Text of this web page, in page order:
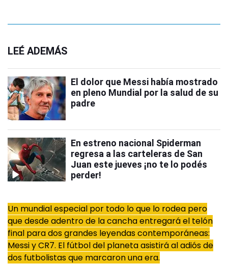
LEÉ ADEMÁS
El dolor que Messi había mostrado
en pleno Mundial por la salud de su
padre
En estreno nacional Spiderman
regresa a las carteleras de San
Juan este jueves ¡no te lo podés
perder!
Un mundial especial por todo lo que lo rodea pero
que desde adentro de la cancha entregará el telón
final para dos grandes leyendas contemporáneas:
Messi y CR7. El fútbol del planeta asistirá al adiós de
dos futbolistas que marcaron una era.